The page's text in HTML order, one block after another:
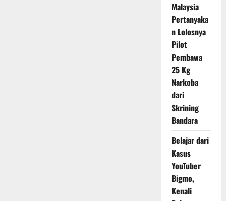
Malaysia
Pertanyaka
n Lolosnya
Pilot
Pembawa
25 Kg
Narkoba
dari
Skrining
Bandara
Belajar dari
Kasus
YouTuber
Bigmo,
Kenali